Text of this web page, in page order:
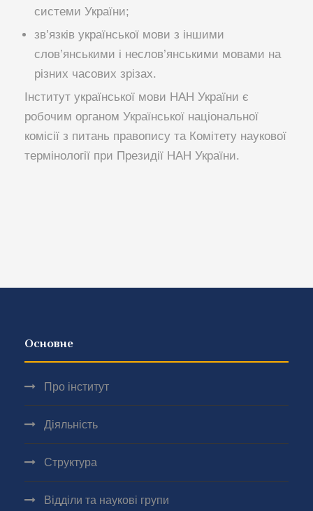
системи України;
зв’язків української мови з іншими
слов’янськими і неслов’янськими мовами на
різних часових зрізах.
Інститут української мови НАН України є
робочим органом Української національної
комісії з питань правопису та Комітету наукової
термінології при Президії НАН України.
Основне
Про інститут
Діяльність
Структура
Відділи та наукові групи